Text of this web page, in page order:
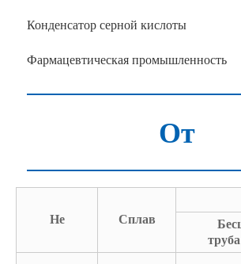
Конденсатор серной кислоты
Фармацевтическая промышленность
От
Не Сплав
труба